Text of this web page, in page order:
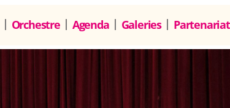
Orchestre Agenda Galeries Partenariat